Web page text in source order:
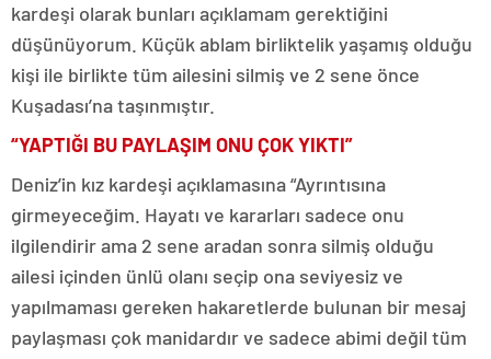
kardeşi olarak bunları açıklamam gerektiğini
düşünüyorum. Küçük ablam birliktelik yaşamış olduğu
kişi ile birlikte tüm ailesini silmiş ve 2 sene önce
Kuşadası’na taşınmıştır.
“YAPTIĞI BU PAYLAŞIM ONU ÇOK YIKTI”
Deniz’in kız kardeşi açıklamasına “Ayrıntısına
girmeyeceğim. Hayatı ve kararları sadece onu
ilgilendirir ama 2 sene aradan sonra silmiş olduğu
ailesi içinden ünlü olanı seçip ona seviyesiz ve
yapılmaması gereken hakaretlerde bulunan bir mesaj
paylaşması çok manidardır ve sadece abimi değil tüm